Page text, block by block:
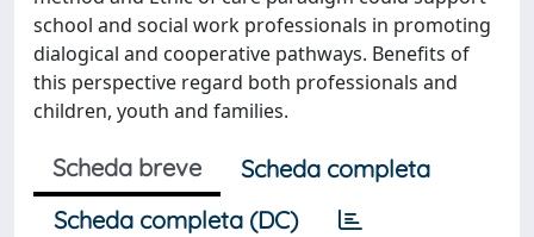
school and social work professionals in promoting
dialogical and cooperative pathways. Benefits of
this perspective regard both professionals and
children, youth and families.
Scheda breve
Scheda completa
Scheda completa (DC)